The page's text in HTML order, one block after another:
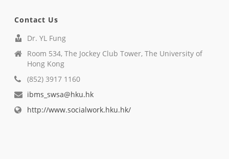
Contact Us
Dr. YL Fung
Room 534, The Jockey Club Tower, The University of
Hong Kong
(852) 3917 1160
ibms_swsa@hku.hk
http://www.socialwork.hku.hk/